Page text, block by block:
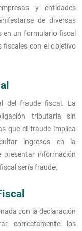
y entidades
de diversas
en un formulario fiscal
fiscales con el objetivo
del fraude fiscal. La
tributaria sin
que el fraude implica
ingresos en la
presentar información
sería fraude.
con la declaración
correctamente los